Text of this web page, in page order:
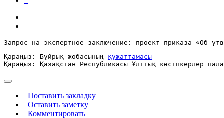
Запрос на экспертное заключение: проект приказа «Об
Қараңыз: Бұйрық жобасының құжаттамасы
Қараңыз: Қазақстан Республикасы Ұлттық кәсіпкерлер
Поставить закладку
Оставить заметку
Комментировать